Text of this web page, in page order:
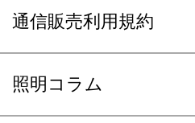
通信販売利用規約
照明コラム